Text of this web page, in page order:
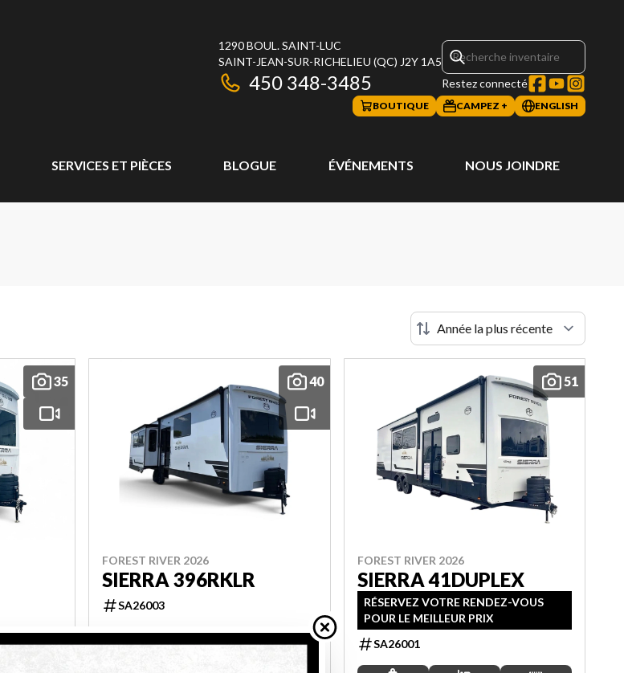
1290 BOUL. SAINT-LUC
SAINT-JEAN-SUR-RICHELIEU (QC) J2Y 1A5
450 348-3485 Restez connecté
BOUTIQUE CAMPEZ + ENGLISH
SERVICES ET PIÈCES BLOGUE ÉVÉNEMENTS NOUS JOINDRE
35 40
FOREST RIVER 2026
SIERRA 396RKLR
SA26003
51
FOREST RIVER 2026
SIERRA 41DUPLEX
RÉSERVEZ VOTRE RENDEZ-VOUS
POUR LE MEILLEUR PRIX
SA26001